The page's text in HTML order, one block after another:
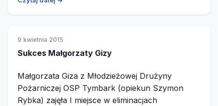
9 kwietnia 2015
Sukces Małgorzaty Gizy
Małgorzata Giza z Młodzieżowej Drużyny
Pożarniczej OSP Tymbark (opiekun Szymon
Rybka) zajęła I miejsce w eliminacjach